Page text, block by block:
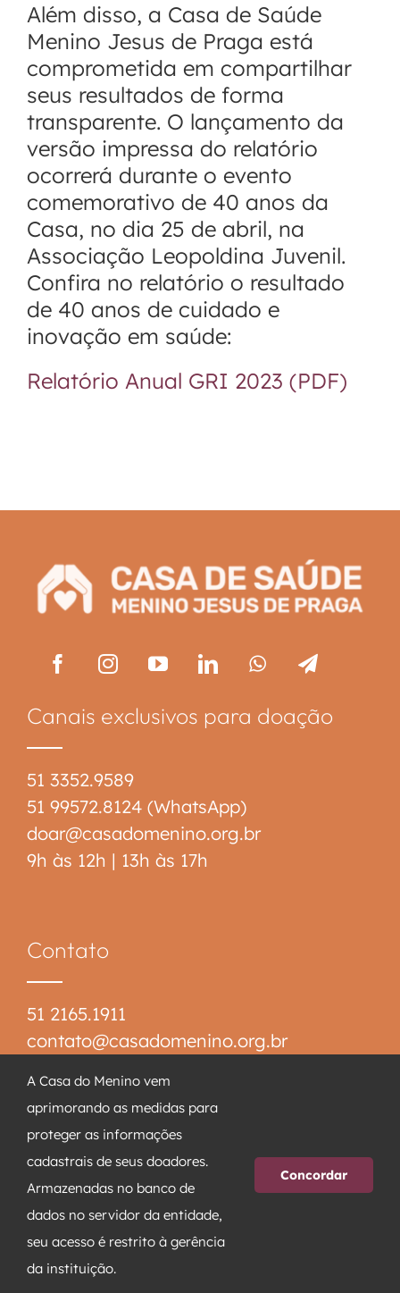
Além disso, a Casa de Saúde
Menino Jesus de Praga está
comprometida em compartilhar
seus resultados de forma
transparente. O lançamento da
versão impressa do relatório
ocorrerá durante o evento
comemorativo de 40 anos da
Casa, no dia 25 de abril, na
Associação Leopoldina Juvenil.
Confira no relatório o resultado
de 40 anos de cuidado e
inovação em saúde:
Relatório Anual GRI 2023 (PDF)
Canais exclusivos para doação
51 3352.9589
51 99572.8124 (WhatsApp)
doar@casadomenino.org.br
9h às 12h | 13h às 17h
Contato
51 2165.1911
contato@casadomenino.org.br
CEP 91530-350
Intercap – Porto Alegre/RS
© 2026 Casa de Saúde Menino
Jesus de Praga | Todos os direitos
reservados | Desenvolvido por
A Casa do Menino vem
aprimorando as medidas para
proteger as informações
cadastrais de seus doadores.
Armazenadas no banco de
dados no servidor da entidade,
seu acesso é restrito à gerência
da instituição.
Concordar